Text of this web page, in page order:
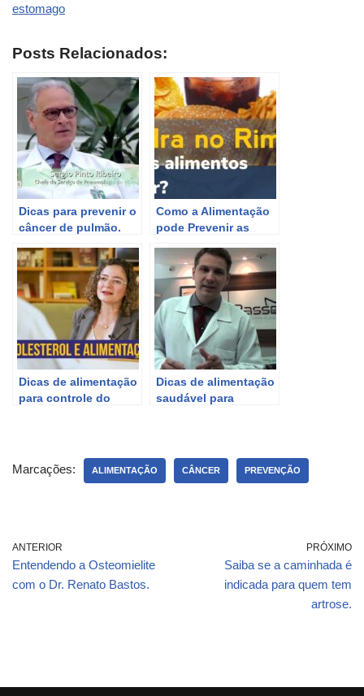
estomago
Posts Relacionados:
Dicas para prevenir o
câncer de pulmão.
Como a Alimentação
pode Prevenir as
Dicas de alimentação
para controle do
Dicas de alimentação
saudável para
Marcações: ALIMENTAÇÃO CÂNCER PREVENÇÃO
ANTERIOR
Entendendo a Osteomielite
com o Dr. Renato Bastos.
PRÓXIMO
Saiba se a caminhada é
indicada para quem tem
artrose.